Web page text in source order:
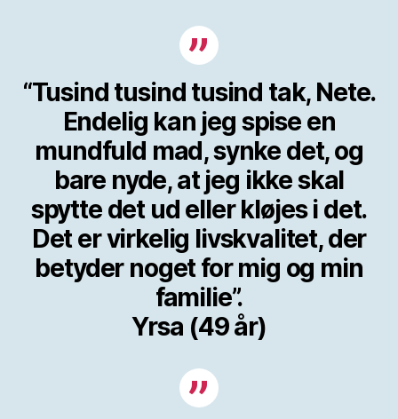
“Tusind tusind tusind tak, Nete.
Endelig kan jeg spise en
mundfuld mad, synke det, og
bare nyde, at jeg ikke skal
spytte det ud eller kløjes i det.
Det er virkelig livskvalitet, der
betyder noget for mig og min
familie”.
Yrsa (49 år)